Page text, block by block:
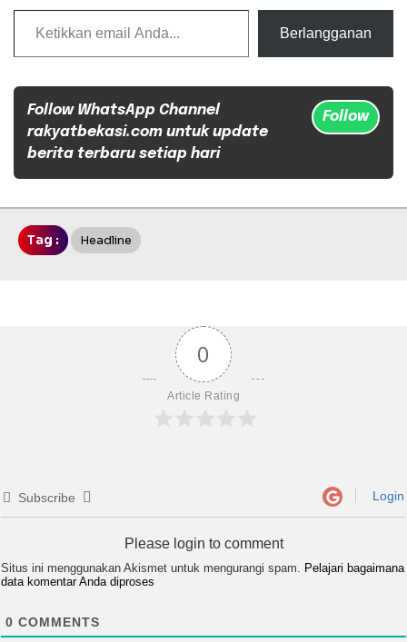
Ketikkan email Anda...
Berlangganan
Follow WhatsApp Channel
rakyatbekasi.com untuk update
berita terbaru setiap hari
Follow
Tag : Headline
0
Article Rating
Subscribe Login
Please login to comment
Situs ini menggunakan Akismet untuk mengurangi spam. Pelajari bagaimana
data komentar Anda diproses
0 COMMENTS